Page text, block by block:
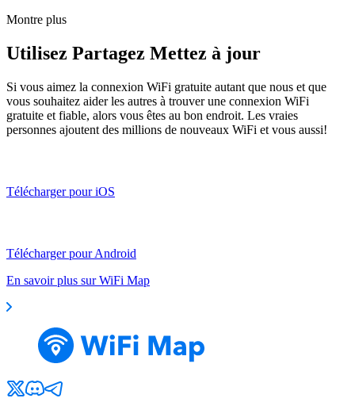
Montre plus
Utilisez Partagez Mettez à jour
Si vous aimez la connexion WiFi gratuite autant que nous et que
vous souhaitez aider les autres à trouver une connexion WiFi
gratuite et fiable, alors vous êtes au bon endroit. Les vraies
personnes ajoutent des millions de nouveaux WiFi et vous aussi!
Télécharger pour iOS
Télécharger pour Android
En savoir plus sur WiFi Map